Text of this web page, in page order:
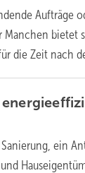
Aufträge
Manchen bietet
die Zeit nach
ein